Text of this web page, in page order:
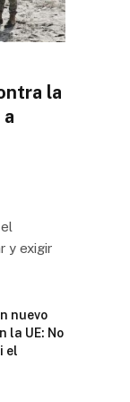
la
y exigir
nuevo
la UE: No
el